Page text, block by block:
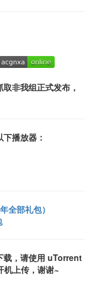
非我组正式发布，
播放器：
全部礼包）
载，请使用 uTorrent
上传，谢谢~